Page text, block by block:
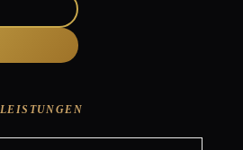
LEISTUNGEN